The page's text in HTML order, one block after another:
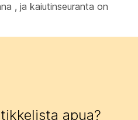
, ja kaiutinseuranta on
apua?